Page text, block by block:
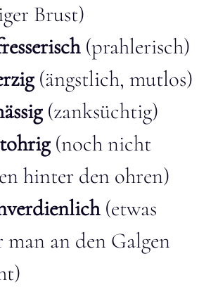
Brust)
(prahlerisch)
(ängstlich, mutlos)
(zanksüchtig)
(noch nicht
hinter den ohren)
(etwas
an den Galgen